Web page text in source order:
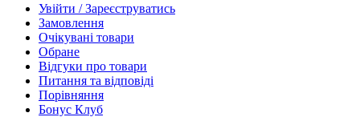
Увійти / Зареєструватись
Замовлення
Очікувані товари
Обране
Відгуки про товари
Питання та відповіді
Порівняння
Бонус Клуб